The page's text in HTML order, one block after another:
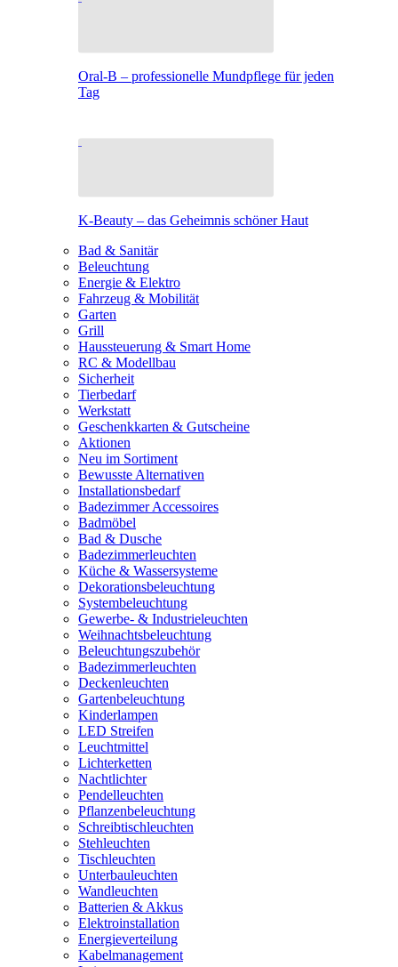
Oral-B – professionelle Mundpflege für jeden
Tag
K-Beauty – das Geheimnis schöner Haut
Bad & Sanitär
Beleuchtung
Energie & Elektro
Fahrzeug & Mobilität
Garten
Grill
Haussteuerung & Smart Home
RC & Modellbau
Sicherheit
Tierbedarf
Werkstatt
Geschenkkarten & Gutscheine
Aktionen
Neu im Sortiment
Bewusste Alternativen
Installationsbedarf
Badezimmer Accessoires
Badmöbel
Bad & Dusche
Badezimmerleuchten
Küche & Wassersysteme
Dekorationsbeleuchtung
Systembeleuchtung
Gewerbe- & Industrieleuchten
Weihnachtsbeleuchtung
Beleuchtungszubehör
Badezimmerleuchten
Deckenleuchten
Gartenbeleuchtung
Kinderlampen
LED Streifen
Leuchtmittel
Lichterketten
Nachtlichter
Pendelleuchten
Pflanzenbeleuchtung
Schreibtischleuchten
Stehleuchten
Tischleuchten
Unterbauleuchten
Wandleuchten
Batterien & Akkus
Elektroinstallation
Energieverteilung
Kabelmanagement